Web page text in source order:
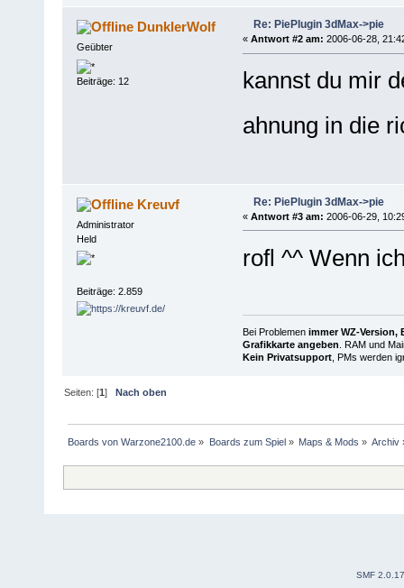
DunklerWolf
Geübter
Beiträge: 12
Re: PiePlugin 3dMax->pie
« Antwort #2 am: 2006-06-28,
kannst du mir
ahnung in die
Kreuvf
Administrator
Held
Beiträge: 2.859
Re: PiePlugin 3dMax->pie
« Antwort #3 am: 2006-06-29,
rofl ^^ Wenn
Bei Problemen immer WZ-Version,
Grafikkarte angeben . RAM und
Kein Privatsupport, PMs werden
Seiten: [1]Nach oben
Boards von Warzone2100.de » Boards zum Spiel» Maps & Mods » Archiv
SMF 2.0.17